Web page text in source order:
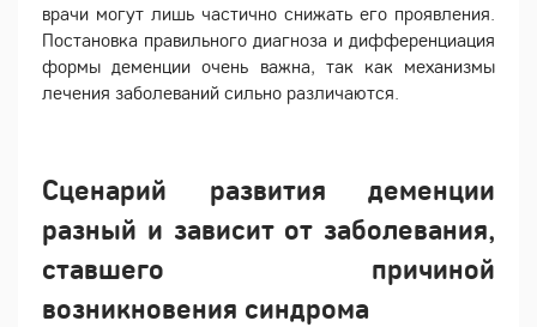
врачи могут лишь частично снижать его проявления.
Постановка правильного диагноза и дифференциация
формы деменции очень важна, так как механизмы
лечения заболеваний сильно различаются.
Сценарий развития деменции
разный и зависит от заболевания,
ставшего причиной
возникновения синдрома